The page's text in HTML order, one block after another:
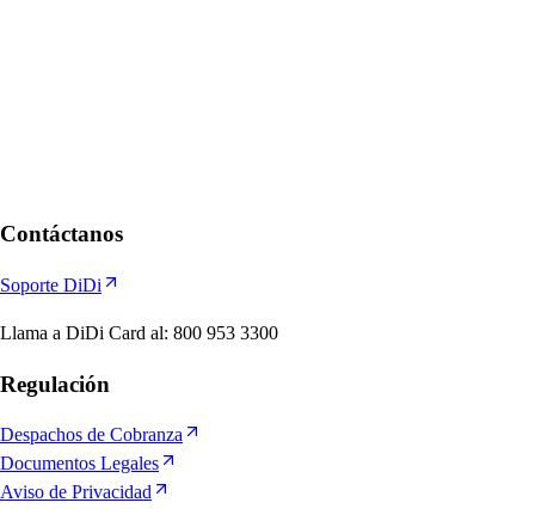
Contáctanos
Soporte DiDi
Llama a DiDi Card al: 800 953 3300
Regulación
Despachos de Cobranza
Documentos Legales
Aviso de Privacidad